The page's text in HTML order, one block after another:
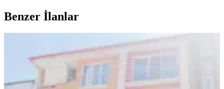
Benzer İlanlar
Fourx4 Gayrimenkulden Satılık 2+1
Daire Vakıf Park Karşısı
Battalgazi, Paşaköşkü Mahallesi